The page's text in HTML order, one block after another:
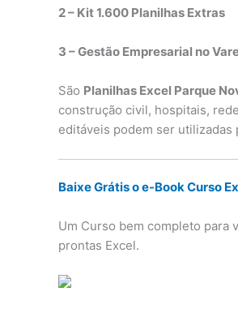
2 – Kit 1.600 Planilhas Extras
3 – Gestão Empresarial no
São Planilhas Excel Parque
construção civil, hospitais,
editáveis podem ser utilizadas
Baixe Grátis o e-Book Curso
Um Curso bem completo para
prontas Excel.